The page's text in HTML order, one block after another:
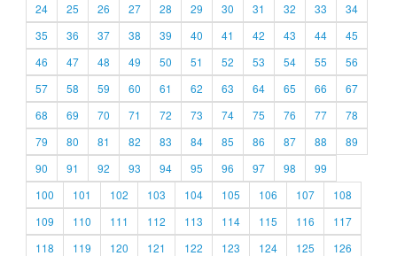
24
25 26 27 28 29 30 31 32 33
34
35
36 37 38 39 40 41 42 43 44
45
46
47 48 49 50 51 52 53 54 55
56
57
58 59 60 61 62 63 64 65 66
67
68
69 70 71 72 73 74 75 76 77
78
79
80 81 82 83 84 85 86 87 88
89
90
91 92 93 94 95 96 97 98
99
100
101 102 103 104 105 106 107
108
109
110 111 112 113 114 115 116
117
118
119 120 121 122 123 124 125
126